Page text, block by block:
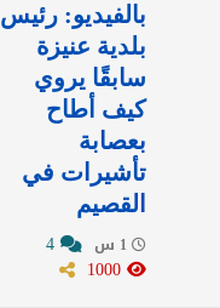
بالفيديو: رئيس
بلدية عنيزة
سابقًا يروي
كيف أطاح
بعصابة
تأشيرات في
القصيم